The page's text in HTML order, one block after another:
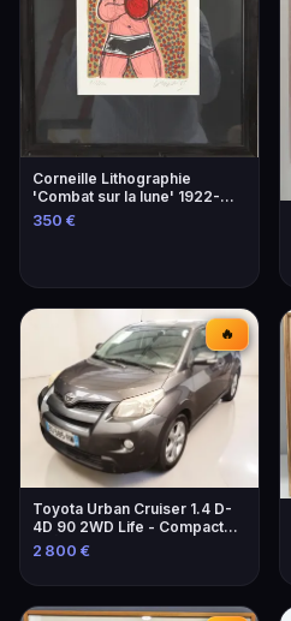
Corneille Lithographie
'Combat sur la lune' 1922-
2010
350 €
🔥
Toyota Urban Cruiser 1.4 D-
4D 90 2WD Life - Compacte
et Économique
2 800 €